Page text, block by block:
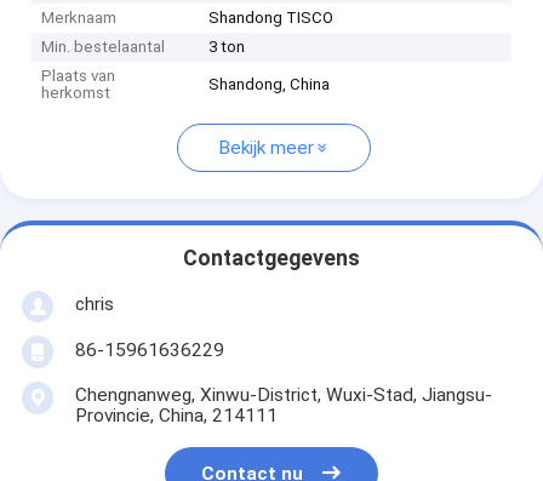
Merknaam
Shandong TISCO
Min. bestelaantal
3 ton
Plaats van
herkomst
Shandong, China
Bekijk meer
Contactgegevens
chris
86-15961636229
Chengnanweg, Xinwu-District, Wuxi-Stad, Jiangsu-
Provincie, China, 214111
Contact nu